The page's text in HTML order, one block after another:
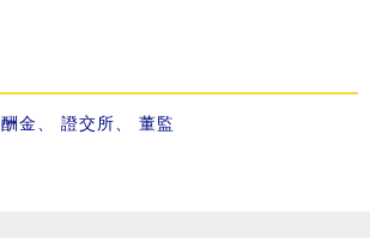
酬金 證交所 董監